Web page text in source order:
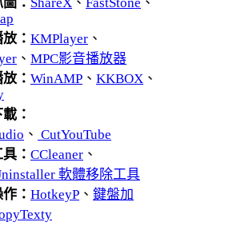
： KMPlayer 、
、 MPC影音播放器
： WinAMP 、 KKBOX 、
：
、 CutYouTube
： CCleaner 、
軟體移除工具
： HotkeyP 、 鍵盤加